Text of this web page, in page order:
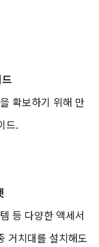
확보하기 위해 만
드.
등 다양한 액세서
거치대를 설치해도